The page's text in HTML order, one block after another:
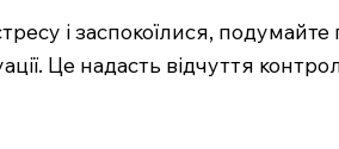
і заспокоїлися,
Це надасть відчуття